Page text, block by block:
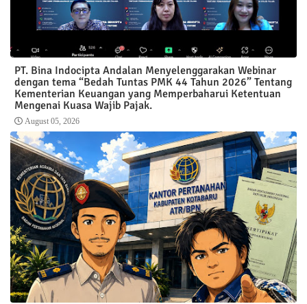
PT. Bina Indocipta Andalan Menyelenggarakan Webinar
dengan tema “Bedah Tuntas PMK 44 Tahun 2026” Tentang
Kementerian Keuangan yang Memperbaharui Ketentuan
Mengenai Kuasa Wajib Pajak.
August 05, 2026